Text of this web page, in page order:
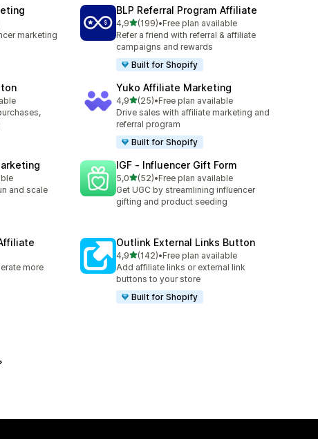
marketing
BLP Referral Program Affiliate
4,9av 5 stjerner
(199)
Totalt 199 omtaler
•Free plan available
Refer a friend with referral & affiliate
campaigns and rewards
Built for Shopify
Yuko Affiliate Marketing
4,9av 5 stjerner
(25)
Totalt 25 omtaler
•Free plan available
Drive sales with affiliate marketing and
referral program
Built for Shopify
and scale
IGF ‑ Influencer Gift Form
5,0av 5 stjerner
(52)
Totalt 52 omtaler
•Free plan available
Get UGC by streamlining influencer
gifting and product seeding
more
Outlink External Links Button
4,9av 5 stjerner
(142)
Totalt 142 omtaler
•Free plan available
Add affiliate links or external link
buttons to your store
Built for Shopify